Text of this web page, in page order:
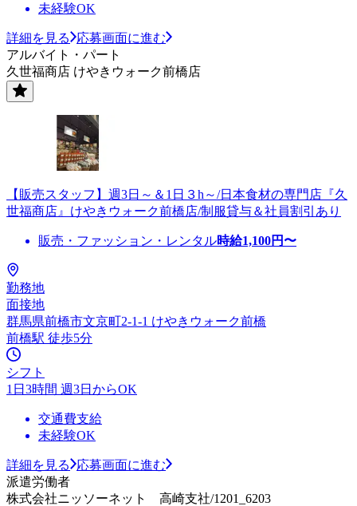
未経験OK
詳細を見る
応募画面に進む
アルバイト・パート
久世福商店 けやきウォーク前橋店
【販売スタッフ】週3日～＆1日３h～/日本食材の専門店『久
世福商店』けやきウォーク前橋店/制服貸与＆社員割引あり
販売・ファッション・レンタル時給1,100円〜
勤務地
面接地
群馬県前橋市文京町2-1-1 けやきウォーク前橋
前橋駅 徒歩5分
シフト
1日3時間 週3日からOK
交通費支給
未経験OK
詳細を見る
応募画面に進む
派遣労働者
株式会社ニッソーネット 高崎支社/1201_6203